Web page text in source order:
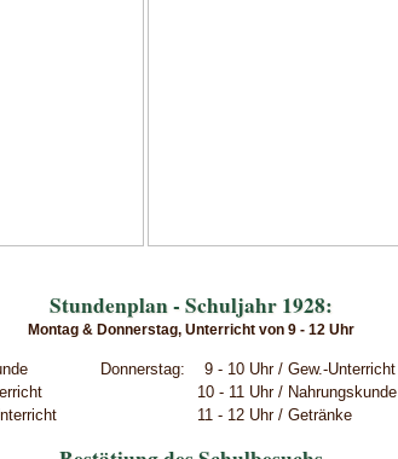
Stundenplan - Schuljahr 1928:
Montag & Donnerstag, Unterricht von 9 - 12 Uhr
Donnerstag: 9 - 10 Uhr / Gew.-Unterricht
10 - 11 Uhr / Nahrungskunde
Unterricht 11 - 12 Uhr / Getränke